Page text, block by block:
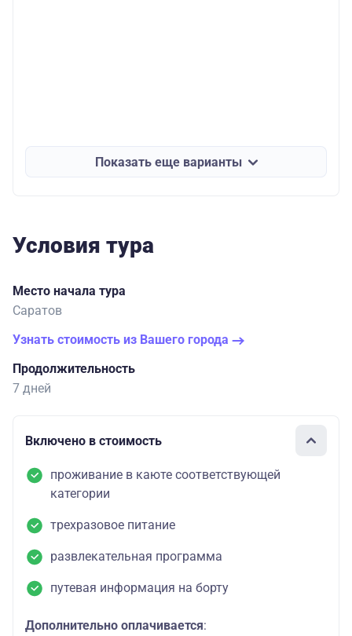
Показать еще варианты
Условия тура
Место начала тура
Саратов
Узнать стоимость из Вашего города
Продолжительность
7 дней
Включено в стоимость
проживание в каюте соответствующей
категории
трехразовое питание
развлекательная программа
путевая информация на борту
Дополнительно оплачивается: